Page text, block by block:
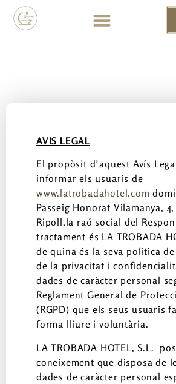
AVIS LEGAL
El propòsit d’aquest Avís
informar els usuaris de
www.latrobadahotel.com
Passeig Honorat Vilamanya, 4,
Ripoll,la raó social del
tractament és LA TROBADA
de quina és la seva política
de la privacitat i
dades de caràcter personal
Reglament General de
(RGPD) que els seus usuaris
forma lliure i voluntària.
LA TROBADA HOTEL, S.L.
coneixement que disposa de
dades de caràcter personal